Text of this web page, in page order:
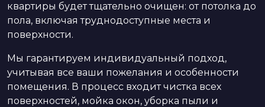
квартиры будет тщательно очищен: от потолка до
пола, включая труднодоступные места и
поверхности.
Мы гарантируем индивидуальный подход,
учитывая все ваши пожелания и особенности
помещения. В процесс входит чистка всех
поверхностей, мойка окон, уборка пыли и